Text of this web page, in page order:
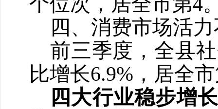
四、消费市场活
前三季度，全县
比增长6.9% ，居全
四大行业稳步增